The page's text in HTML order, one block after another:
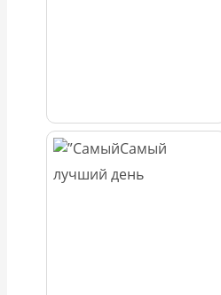
Самый
лучший день